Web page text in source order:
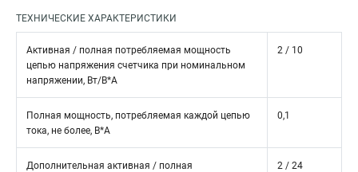
ТЕХНИЧЕСКИЕ ХАРАКТЕРИСТИКИ
Активная / полная потребляемая мощность
цепью напряжения счетчика при номинальном
напряжении, Вт/В*А
2 / 10
Полная мощность, потребляемая каждой цепью
тока, не более, В*А
0,1
Дополнительная активная / полная
2 / 24